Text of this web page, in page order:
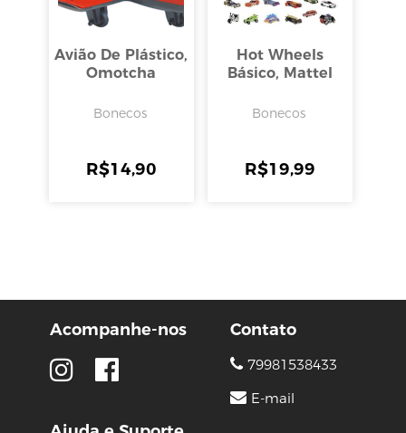
Avião De Plástico,
Omotcha
Bonecos
R$14,90
Hot Wheels
Básico, Mattel
Bonecos
R$19,99
Acompanhe-nos Contato
79981538433
E-mail